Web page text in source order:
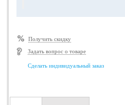
Получить скидку
Задать вопрос о товаре
Сделать индивидуальный заказ